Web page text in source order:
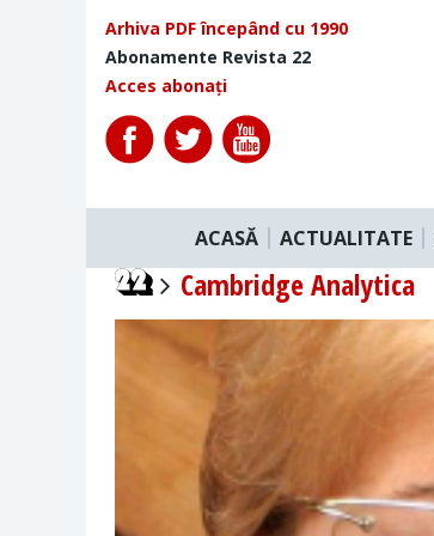
Arhiva PDF începând cu 1990
Abonamente Revista 22
Acces abonați
ACASĂ ACTUALITATE
Cambridge Analytica